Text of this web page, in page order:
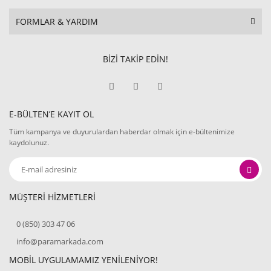
FORMLAR & YARDIM
BİZİ TAKİP EDİN!
E-BÜLTEN’E KAYIT OL
Tüm kampanya ve duyurulardan haberdar olmak için e-bültenimize
kaydolunuz.
MÜŞTERİ HİZMETLERİ
0 (850) 303 47 06
info@paramarkada.com
MOBİL UYGULAMAMIZ YENİLENİYOR!